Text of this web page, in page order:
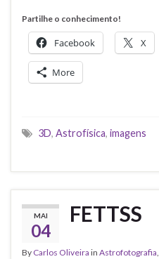
Partilhe o conhecimento!
Facebook X
More
3D, Astrofísica, imagens
MAI
04
FETTSS
By Carlos Oliveira in Astrofotografia,